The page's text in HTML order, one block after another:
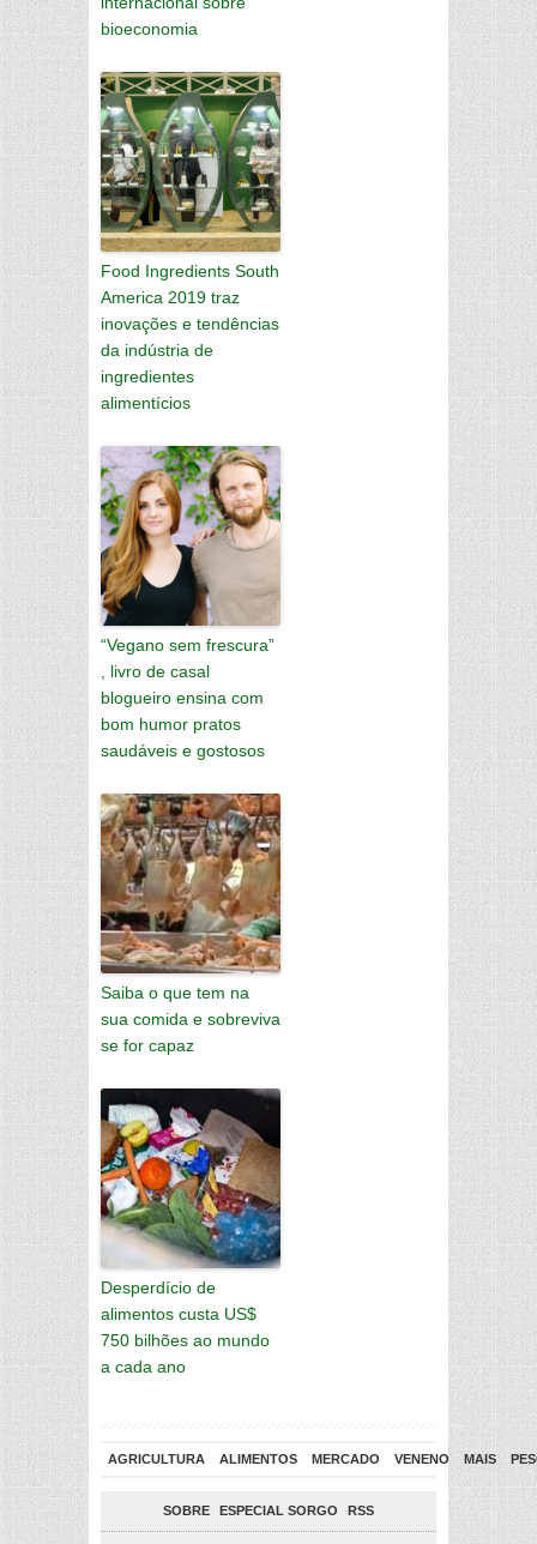
bioeconomia
Food Ingredients South
America 2019 traz
inovações e tendências
da indústria de
ingredientes
alimentícios
“Vegano sem frescura”
, livro de casal
blogueiro ensina com
bom humor pratos
saudáveis e gostosos
Saiba o que tem na
sua comida e sobreviva
se for capaz
Desperdício de
alimentos custa US$
750 bilhões ao mundo
a cada ano
AGRICULTURA ALIMENTOS MERCADO VENENO MAIS
SOBRE ESPECIAL SORGO RSS